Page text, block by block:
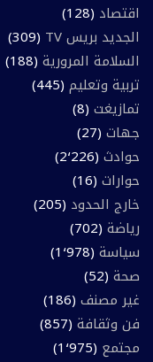
اقتصاد (128)
الجديد بريس TV
(309)
السلامة المرورية (188)
تربية وتعليم (445)
تمازيغت (8)
جهات (27)
حوادث (2٬226)
حوارات (16)
خارج الحدود (205)
رياضة (702)
سياسة (1٬978)
صحة (52)
غير مصنف (186)
فن وثقافة (857)
مجتمع (1٬975)